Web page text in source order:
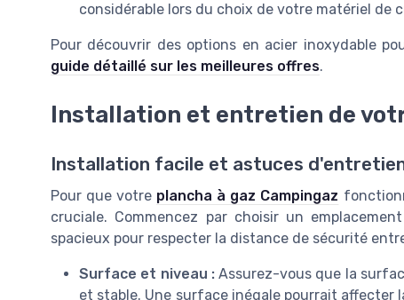
considérable lors du choix de votre matériel de
Pour découvrir des options en acier inoxydable
guide détaillé sur les meilleures offres.
Installation et entretien de
Installation facile et astuces
Pour que votre plancha à gaz Campingaz
cruciale. Commencez par choisir un
spacieux pour respecter la distance de sécurité
Surface et niveau : Assurez-vous que la
et stable. Une surface inégale pourrait affecter